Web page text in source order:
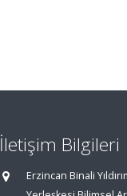
İletişim Bilgileri
Erzincan Binali